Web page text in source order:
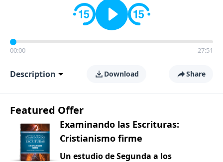
00:00 27:51
Description Download Share
Featured Offer
Examinando las Escrituras:
Cristianismo firme
Un estudio de Segunda a los